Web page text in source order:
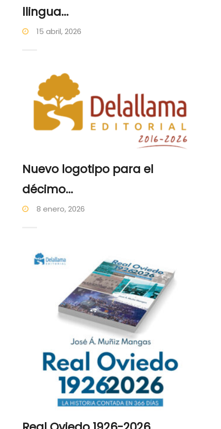
llingua...
15 abril, 2026
Nuevo logotipo para el
décimo...
8 enero, 2026